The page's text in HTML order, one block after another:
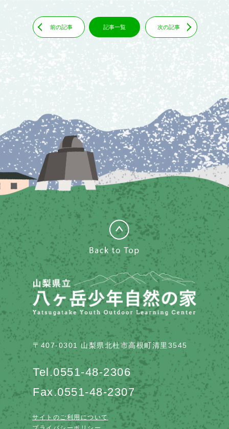
前の記事 記事一覧 次の記事
〒407-0301 山梨県北杜市高根町清里3545
Tel.0551-48-2306
Fax.0551-48-2307
サイトのご利用について